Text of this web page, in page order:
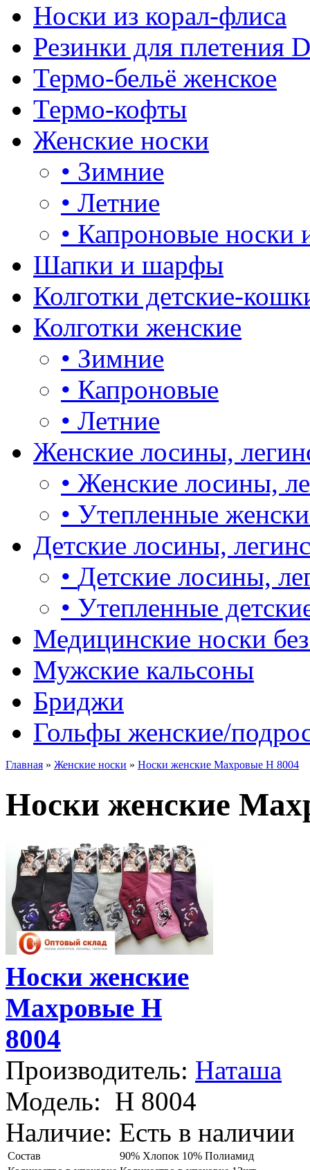
Носки из корал-флиса
Резинки для плетения
Термо-бельё женское
Термо-кофты
Женские носки
• Зимние
• Летние
• Капроновые носки
Шапки и шарфы
Колготки детские-
Колготки женские
• Зимние
• Капроновые
• Летние
Женские лосины,
• Женские лосины,
• Утепленные
Детские лосины,
• Детские лосины,
• Утепленные
Медицинские носки
Мужские кальсоны
Бриджи
Гольфы женские/
Главная » Женские носки » Носки женские Махровые Н 8004
Носки женские
Носки женские
Махровые Н
8004
Производитель: Наташа
Модель: Н 8004
Наличие: Есть в наличии
Состав
90% Хлопок 10% Полиамид